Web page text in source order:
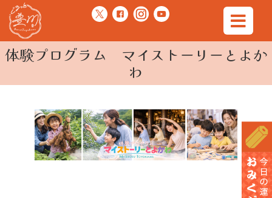
体験プログラム マイストーリーとよか
わ